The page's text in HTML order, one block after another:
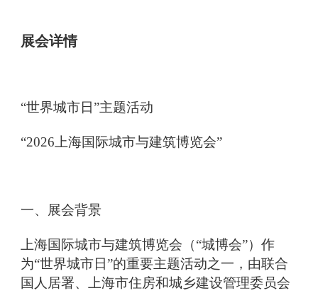
展会详情
“世界城市日”主题活动
“2026上海国际城市与建筑博览会”
一、展会背景
上海国际城市与建筑博览会（“城博会”）作
为“世界城市日”的重要主题活动之一，由联合
国人居署、上海市住房和城乡建设管理委员会